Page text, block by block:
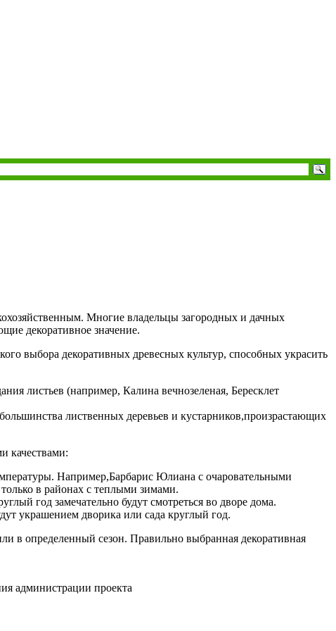
Многие владельцы загородных и дачных
декоративное значение.
выбора декоративных древесных культур, способных украсить
листьев (например, Калина вечнозеленая, Бересклет
лиственных деревьев и кустарников,произрастающих
качествами:
Например,Барбарис Юлиана с очаровательными
в районах с теплыми зимами.
год замечательно будут смотреться во дворе дома.
украшением дворика или сада круглый год.
в определенный сезон. Правильно выбранная декоративная
администрации проекта